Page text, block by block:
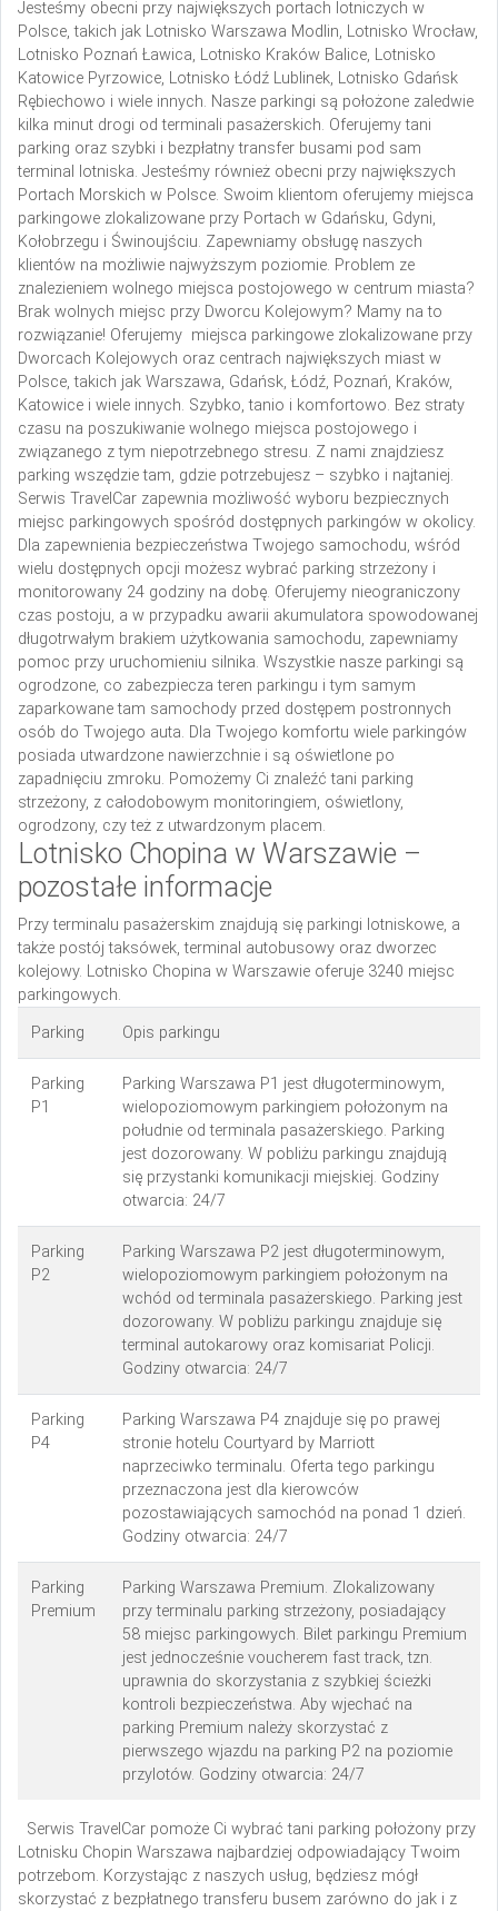
Jesteśmy obecni przy największych portach lotniczych w
Polsce, takich jak Lotnisko Warszawa Modlin, Lotnisko Wrocław,
Lotnisko Poznań Ławica, Lotnisko Kraków Balice, Lotnisko
Katowice Pyrzowice, Lotnisko Łódź Lublinek, Lotnisko Gdańsk
Rębiechowo i wiele innych. Nasze parkingi są położone zaledwie
kilka minut drogi od terminali pasażerskich. Oferujemy tani
parking oraz szybki i bezpłatny transfer busami pod sam
terminal lotniska. Jesteśmy również obecni przy największych
Portach Morskich w Polsce. Swoim klientom oferujemy miejsca
parkingowe zlokalizowane przy Portach w Gdańsku, Gdyni,
Kołobrzegu i Świnoujściu. Zapewniamy obsługę naszych
klientów na możliwie najwyższym poziomie. Problem ze
znalezieniem wolnego miejsca postojowego w centrum miasta?
Brak wolnych miejsc przy Dworcu Kolejowym? Mamy na to
rozwiązanie! Oferujemy miejsca parkingowe zlokalizowane przy
Dworcach Kolejowych oraz centrach największych miast w
Polsce, takich jak Warszawa, Gdańsk, Łódź, Poznań, Kraków,
Katowice i wiele innych. Szybko, tanio i komfortowo. Bez straty
czasu na poszukiwanie wolnego miejsca postojowego i
związanego z tym niepotrzebnego stresu. Z nami znajdziesz
parking wszędzie tam, gdzie potrzebujesz – szybko i najtaniej.
Serwis TravelCar zapewnia możliwość wyboru bezpiecznych
miejsc parkingowych spośród dostępnych parkingów w okolicy.
Dla zapewnienia bezpieczeństwa Twojego samochodu, wśród
wielu dostępnych opcji możesz wybrać parking strzeżony i
monitorowany 24 godziny na dobę. Oferujemy nieograniczony
czas postoju, a w przypadku awarii akumulatora spowodowanej
długotrwałym brakiem użytkowania samochodu, zapewniamy
pomoc przy uruchomieniu silnika. Wszystkie nasze parkingi są
ogrodzone, co zabezpiecza teren parkingu i tym samym
zaparkowane tam samochody przed dostępem postronnych
osób do Twojego auta. Dla Twojego komfortu wiele parkingów
posiada utwardzone nawierzchnie i są oświetlone po
zapadnięciu zmroku. Pomożemy Ci znaleźć tani parking
strzeżony, z całodobowym monitoringiem, oświetlony,
ogrodzony, czy też z utwardzonym placem.
Lotnisko Chopina w Warszawie –
pozostałe informacje
Przy terminalu pasażerskim znajdują się parkingi lotniskowe, a
także postój taksówek, terminal autobusowy oraz dworzec
kolejowy. Lotnisko Chopina w Warszawie oferuje 3240 miejsc
parkingowych.
Parking
Opis parkingu
Parking
P1
Parking Warszawa P1 jest długoterminowym,
wielopoziomowym parkingiem położonym na
południe od terminala pasażerskiego. Parking
jest dozorowany. W pobliżu parkingu znajdują
się przystanki komunikacji miejskiej. Godziny
otwarcia: 24/7
Parking
P2
Parking Warszawa P2 jest długoterminowym,
wielopoziomowym parkingiem położonym na
wchód od terminala pasażerskiego. Parking jest
dozorowany. W pobliżu parkingu znajduje się
terminal autokarowy oraz komisariat Policji.
Godziny otwarcia: 24/7
Parking
P4
Parking Warszawa P4 znajduje się po prawej
stronie hotelu Courtyard by Marriott
naprzeciwko terminalu. Oferta tego parkingu
przeznaczona jest dla kierowców
pozostawiających samochód na ponad 1 dzień.
Godziny otwarcia: 24/7
Parking
Premium
Parking Warszawa Premium. Zlokalizowany
przy terminalu parking strzeżony, posiadający
58 miejsc parkingowych. Bilet parkingu Premium
jest jednocześnie voucherem fast track, tzn.
uprawnia do skorzystania z szybkiej ścieżki
kontroli bezpieczeństwa. Aby wjechać na
parking Premium należy skorzystać z
pierwszego wjazdu na parking P2 na poziomie
przylotów. Godziny otwarcia: 24/7
Serwis TravelCar pomoże Ci wybrać tani parking położony przy
Lotnisku Chopin Warszawa najbardziej odpowiadający Twoim
potrzebom. Korzystając z naszych usług, będziesz mógł
skorzystać z bezpłatnego transferu busem zarówno do jak i z